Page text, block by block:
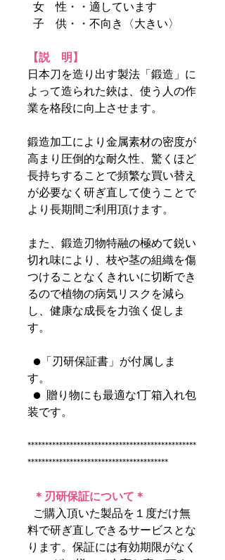
女 性・・適しています
子 供・・不向き〈大きい〉
【説 明】
日本刀を造り出す製法「鍛造」に
よって造られた鋏は、使う人の作
業を格段に向上させます。
鍛造加工により金属素材の密度が
高まり圧倒的な耐久性、驚くほど
長持ちすることで頻繁な買い替え
が必要なく研ぎ直して使うことで
より長期間ご利用頂けます。
また、鍛造刃物特融の極めて鋭い
切れ味により、枝や茎の組織を傷
つけることなくきれいに切断でき
るので植物の病気リスクを減ら
し、健康な成長を力強く促しま
す。
●「刃研保証書」が付属しま
す。
● 贈り物にも最適な1丁箱入れ包
装です。
************************************************
****************************************
＊刃研保証について＊
ご購入頂いた製品を１度だけ無
料で研ぎ直しできるサービスとな
ります。保証には有効期限がなく